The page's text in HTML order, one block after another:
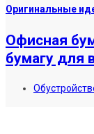
Оригинальные
Офисная
бумагу для